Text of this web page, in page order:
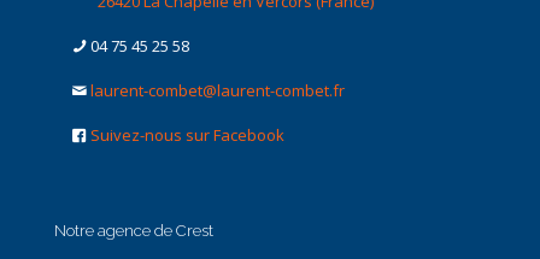
04 75 45 25 58
laurent-combet@laurent-combet.fr
Suivez-nous sur Facebook
Notre agence de Crest